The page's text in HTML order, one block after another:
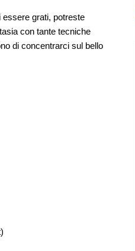
grati, potreste
con tante tecniche
di concentrarci sul bello